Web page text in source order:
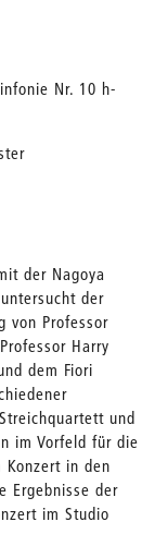
Nr. 10 h-
der Nagoya
der
von Professor
Harry
dem Fiori
und
im Vorfeld für die
Konzert in den
Ergebnisse der
im Studio